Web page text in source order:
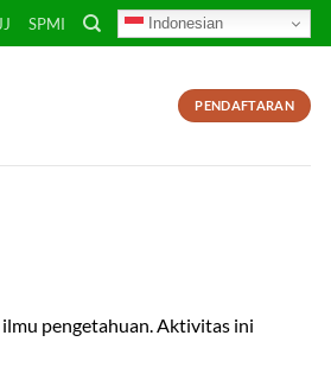
SPMI Indonesian
PENDAFTARAN
pengetahuan. Aktivitas ini